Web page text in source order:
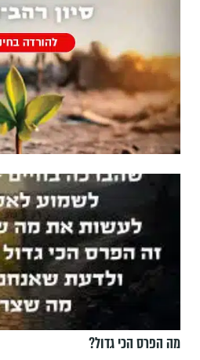
מה הפרס הכי גדול?